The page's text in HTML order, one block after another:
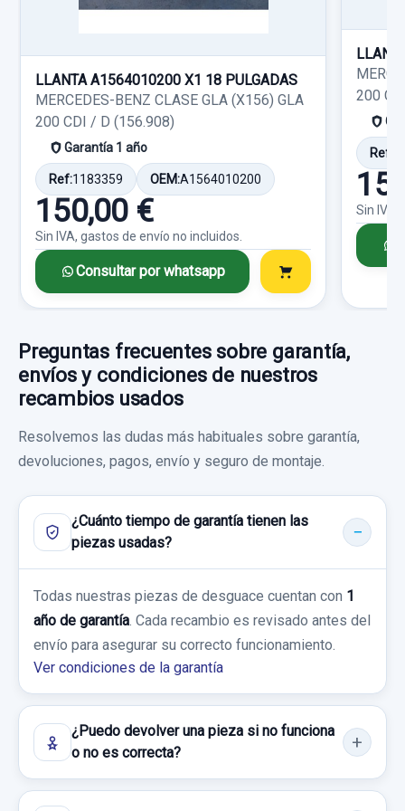
POTENCIOMETRO PEDAL usado.
CDI EXCLUSIVE...
Garantía 1 año
Ref:758312
30,00 €
Sin IVA, gastos de envío no incluidos.
Consultar por whatsapp
150,00 €
Consultar por whatsapp
CINTURON SEGURIDAD DELANTERO DERECHO
CINTURON SEGURIDAD DELANTERO
DERECHO usado.
Garantía 1 año
Ref:757679
50,00 €
Sin IVA, gastos de envío no incluidos.
25,00 €
Sin IVA, gastos de envío no incluidos.
Consultar por whatsapp
SERVOFRENO TRW
SERVOFRENO TRW usado.
MERCEDES-BENZ CLASE A (W169) A 180
CDI EXCLUSIVE...
Garantía 1 año
Ref:
40,00 €
LLANTA A1564010200 X1 18 PULGADAS
MERCEDES-BENZ CLASE GLA (X156) GLA
200 CDI / D (156.908)
Garantía 1 año
Ref:1183359 OEM:A1564010200
150,00 €
Sin IVA, gastos de envío no incluidos.
Consultar por whatsapp
200
Ref:
Sin IVA,
Preguntas frecuentes sobre garantía,
envíos y condiciones de nuestros
recambios usados
Resolvemos las dudas más habituales sobre garantía,
devoluciones, pagos, envío y seguro de montaje.
¿Cuánto tiempo de garantía tienen las
piezas usadas?
Todas nuestras piezas de desguace cuentan con 1
año de garantía . Cada recambio es revisado antes del
envío para asegurar su correcto funcionamiento.
Ver condiciones de la garantía
¿Puedo devolver una pieza si no funciona
o no es correcta?